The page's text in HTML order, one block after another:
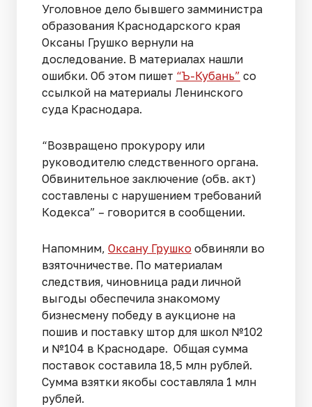
Уголовное дело бывшего замминистра
образования Краснодарского края
Оксаны Грушко вернули на
доследование. В материалах нашли
ошибки. Об этом пишет “Ъ-Кубань” со
ссылкой на материалы Ленинского
суда Краснодара.
“Возвращено прокурору или
руководителю следственного органа.
Обвинительное заключение (обв. акт)
составлены с нарушением требований
Кодекса” – говорится в сообщении.
Напомним, Оксану Грушко обвиняли во
взяточничестве. По материалам
следствия, чиновница ради личной
выгоды обеспечила знакомому
бизнесмену победу в аукционе на
пошив и поставку штор для школ №102
и №104 в Краснодаре. Общая сумма
поставок составила 18,5 млн рублей.
Сумма взятки якобы составляла 1 млн
рублей.